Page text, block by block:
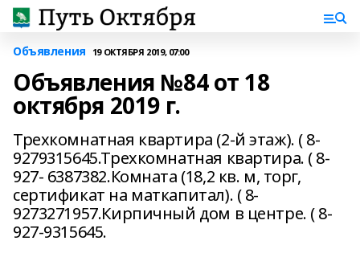
Объявления 19 ОКТЯБРЯ 2019, 07:00
Объявления №84 от 18
октября 2019 г.
Трехкомнатная квартира (2-й этаж). ( 8-
9279315645.Трехкомнатная квартира. ( 8-
927- 6387382.Комната (18,2 кв. м, торг,
сертификат на маткапитал). ( 8-
9273271957.Кирпичный дом в центре. ( 8-
927-9315645.